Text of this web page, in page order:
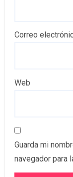
Correo
Web
Guarda mi
navegador para